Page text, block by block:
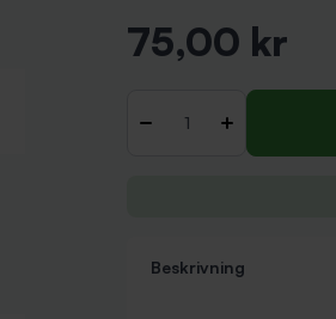
75,00 kr
- +
Beskrivning